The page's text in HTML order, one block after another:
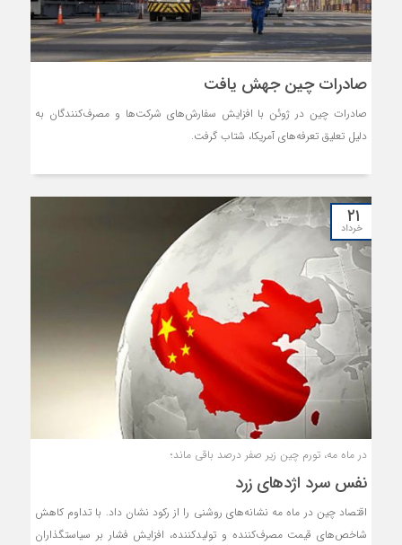
صادرات چین جهش یافت
صادرات چین در ژوئن با افزایش سفارش‌های شرکت‌ها و مصرف‌کنندگان به
دلیل تعلیق تعرفه‌های آمریکا، شتاب گرفت.
۲۱
خرداد
در ماه مه،‌ تورم چین زیر صفر درصد باقی ماند؛
نفس سرد اژدهای زرد
اقتصاد چین در ماه مه نشانه‌های روشنی را از رکود نشان داد. با تداوم کاهش
شاخص‌های قیمت مصرف‌کننده و تولیدکننده، افزایش فشار بر سیاستگذاران